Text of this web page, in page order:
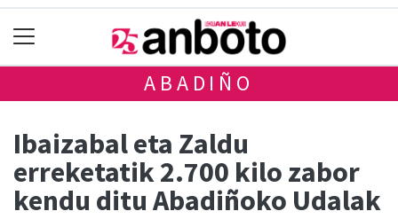
ABADIÑO
Ibaizabal eta Zaldu
erreketatik 2.700 kilo zabor
kendu ditu Abadiñoko Udalak